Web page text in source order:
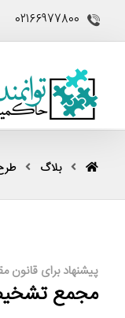
02166977800
بلاگ
پیشنهاد برای قانون
مجمع